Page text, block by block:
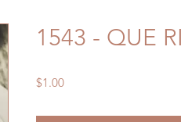
1543 - QUE
$1.00Precio